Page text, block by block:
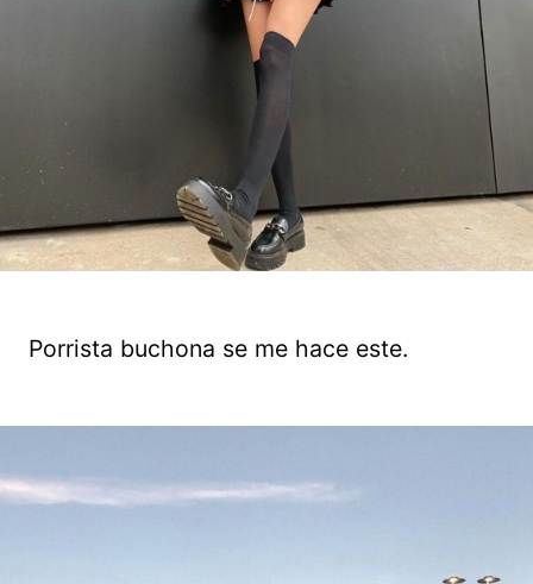
Porrista buchona se me hace este.